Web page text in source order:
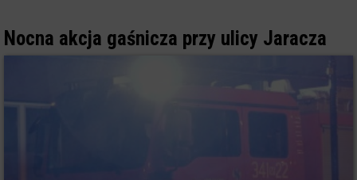
Nocna akcja gaśnicza przy ulicy Jaracza